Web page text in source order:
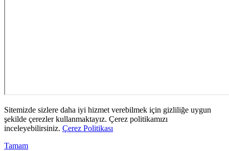
Sitemizde sizlere daha iyi hizmet verebilmek için gizliliğe uygun
şekilde çerezler kullanmaktayız. Çerez politikamızı
inceleyebilirsiniz. Çerez Politikası
Tamam